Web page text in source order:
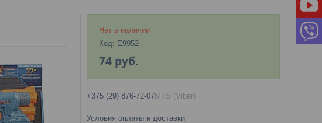
Нет в наличии
Код: E9952
74 руб.
+375 (29) 876-72-07MTS (Viber)
Условия оплаты и доставки